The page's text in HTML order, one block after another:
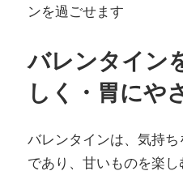
ンを過ごせます
バレンタイン
しく・胃にや
バレンタインは、気持
であり、甘いものを楽